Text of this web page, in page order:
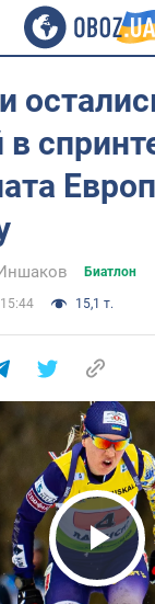
Биатлон
15,1 т.
Play